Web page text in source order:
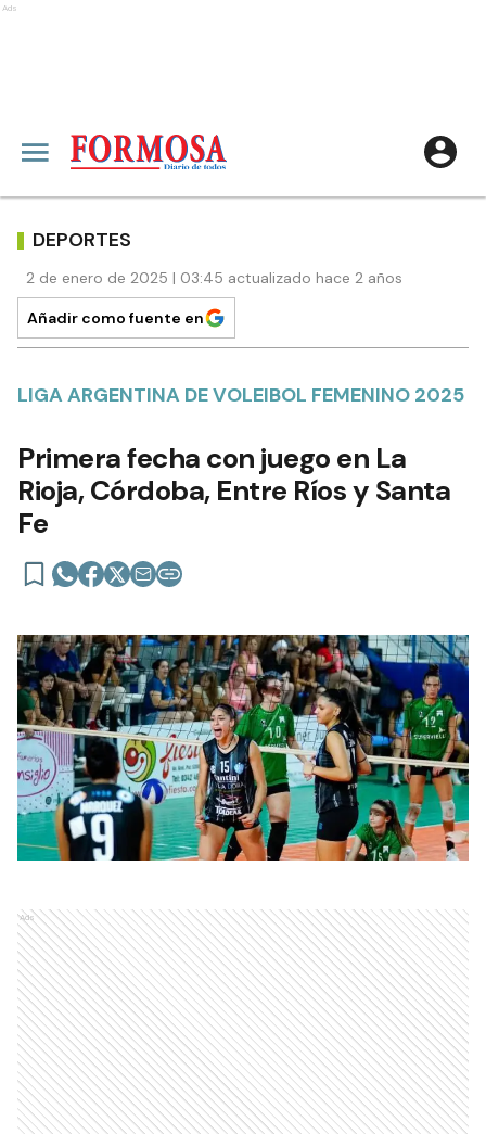
Ads
DEPORTES
2 de enero de 2025 | 03:45 actualizado hace 2 años
Añadir como fuente en
LIGA ARGENTINA DE VOLEIBOL FEMENINO 2025
Primera fecha con juego en La
Rioja, Córdoba, Entre Ríos y Santa
Fe
Ads